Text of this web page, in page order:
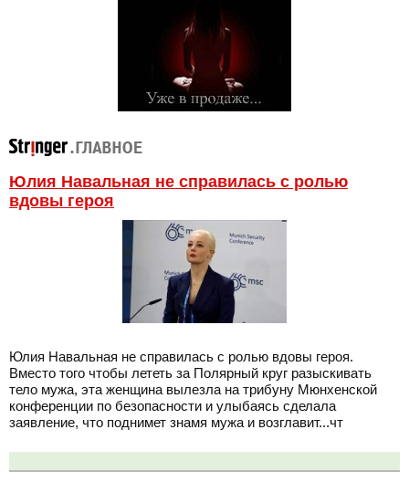
Юлия Навальная не справилась с ролью
вдовы героя
Юлия Навальная не справилась с ролью вдовы героя.
Вместо того чтобы лететь за Полярный круг разыскивать
тело мужа, эта женщина вылезла на трибуну Мюнхенской
конференции по безопасности и улыбаясь сделала
заявление, что поднимет знамя мужа и возглавит...чт